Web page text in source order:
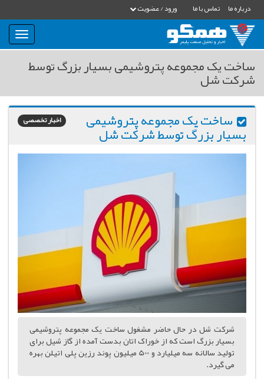
درباره ما تماس با ما ورود / عضویت
بار
و
ساخت یک مجموعه پتروشیمی بسیار بزرگ توسط
شرکت شل
اخبار تخصصی ساخت یک مجموعه پتروشیمی
بسیار بزرگ توسط شرکت شل
شرکت شل در حال حاضر مشغول ساخت یک مجموعه پتروشیمی
بسیار بزرگ است که از خوراک اتان بدست آمده از گاز شیل برای
تولید سالانه سه میلیارد و 500 میلیون پوند رزین پلی اتیلن بهره
می گیرد.